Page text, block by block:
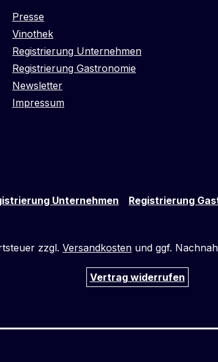
Presse
Vinothek
Registrierung Unternehmen
Registrierung Gastronomie
Newsletter
Impressum
Unternehmen Registrierung
zzgl. Versandkosten und ggf.
Vertrag widerrufen